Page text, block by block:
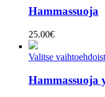
Hammassuoja
25.00€
Valitse
Hammassuoja